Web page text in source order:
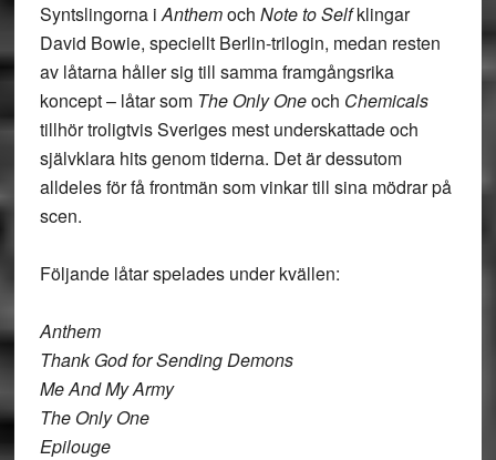
Syntslingorna iAnthemoch Note to Selfklingar
David Bowie, speciellt Berlin-trilogin, medan resten
av låtarna håller sig till samma framgångsrika
koncept – låtar som The Only Oneoch Chemicals
tillhör troligtvis Sveriges mest underskattade och
självklara hits genom tiderna. Det är dessutom
alldeles för få frontmän som vinkar till sina mödrar på
scen.
Följande låtar spelades under kvällen:
Anthem
Thank God for Sending Demons
Me And My Army
The Only One
Epilouge